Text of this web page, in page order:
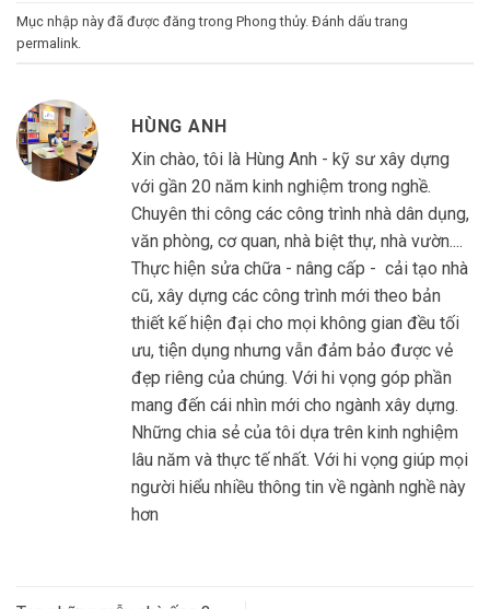
Mục nhập này đã được đăng trong Phong thủy. Đánh dấu trang
permalink
HÙNG ANH
Xin chào, tôi là Hùng Anh - kỹ sư xây dựng
với gần 20 năm kinh nghiệm trong nghề.
Chuyên thi công các công trình nhà dân dụng,
văn phòng, cơ quan, nhà biệt thự, nhà vườn....
Thực hiện sửa chữa - nâng cấp - cải tạo nhà
cũ, xây dựng các công trình mới theo bản
thiết kế hiện đại cho mọi không gian đều tối
ưu, tiện dụng nhưng vẫn đảm bảo được vẻ
đẹp riêng của chúng. Với hi vọng góp phần
mang đến cái nhìn mới cho ngành xây dựng.
Những chia sẻ của tôi dựa trên kinh nghiệm
lâu năm và thực tế nhất. Với hi vọng giúp mọi
người hiểu nhiều thông tin về ngành nghề này
hơn